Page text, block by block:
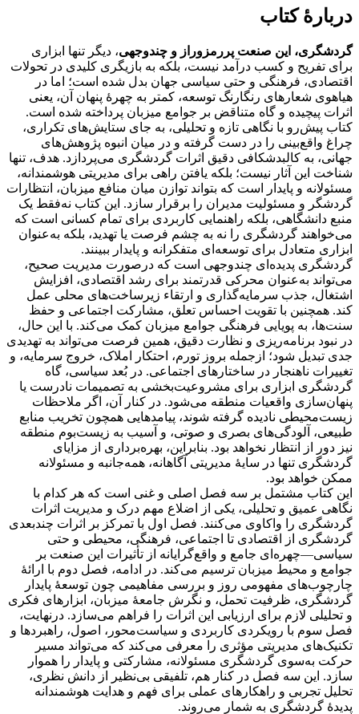
دربارهٔ کتاب
گردشگری، این صنعت پررمزوراز و چندوجهی، دیگر تنها ابزاری
برای تفریح و کسب درآمد نیست، بلکه به بازیگری کلیدی در تحولات
اقتصادی، فرهنگی و حتی سیاسی جهان بدل شده است؛ اما در
هیاهوی شعارهای رنگارنگ توسعه، کمتر به چهرۀ پنهان آن، یعنی
اثرات پیچیده و گاه متناقض بر جوامع میزبان پرداخته شده است.
کتاب پیش‌رو با نگاهی تازه و تحلیلی، به جای ستایش‌های تکراری،
چراغ واقع‌بینی را در دست گرفته و در میان انبوه پژوهش‌های
جهانی، به کالبدشکافی دقیق اثرات گردشگری می‌پردازد. هدف، تنها
شناخت این آثار نیست؛ بلکه یافتن راهی برای مدیریتی هوشمندانه،
مسئولانه و پایدار است که بتواند توازن میان منافع میزبان، انتظارات
گردشگر و مسئولیت مدیران را برقرار سازد. این کتاب نه‌فقط یک
منبع دانشگاهی، بلکه راهنمایی کاربردی برای تمام کسانی ا‌ست که
می‌خواهند گردشگری را نه به چشم فرصت یا تهدید، بلکه به‌عنوان
ابزاری متعادل برای توسعه‌ای متفکرانه و پایدار ببینند.
گردشگری پدیده‌ای چندوجهی است که درصورت مدیریت صحیح،
می‌تواند به‌عنوان محرکی قدرتمند برای رشد اقتصادی، افزایش
اشتغال، جذب سرمایه‌گذاری و ارتقاء زیرساخت‌های محلی عمل
کند. همچنین با تقویت احساس تعلق، مشارکت اجتماعی و حفظ
سنت‌ها، به پویایی فرهنگی جوامع میزبان کمک می‌کند. با این حال،
در نبود برنامه‌ریزی و نظارت دقیق، همین فرصت می‌تواند به تهدیدی
جدی تبدیل شود؛ ازجمله بروز تورم، احتکار املاک، خروج سرمایه، و
تغییرات ناهنجار در ساختارهای اجتماعی. در بُعد سیاسی، گاه
گردشگری ابزاری برای مشروعیت‌بخشی به تصمیمات نادرست یا
پنهان‌سازی واقعیات منطقه می‌شود. در کنار آن، اگر ملاحظات
زیست‌محیطی نادیده گرفته شوند، پیامدهایی همچون تخریب منابع
طبیعی، آلودگی‌های بصری و صوتی، و آسیب به زیست‌بوم منطقه
نیز دور از انتظار نخواهد بود. بنابراین، بهره‌برداری از مزایای
گردشگری تنها در سایۀ مدیریتی آگاهانه، همه‌جانبه و مسئولانه
ممکن خواهد بود.
این کتاب مشتمل بر سه فصل اصلی و غنی است که هر کدام با
نگاهی عمیق و تحلیلی، یکی از اضلاع مهم درک و مدیریت اثرات
گردشگری را واکاوی می‌کنند. فصل اول با تمرکز بر اثرات چندبعدی
گردشگری از اقتصادی تا اجتماعی، فرهنگی، محیطی و حتی
سیاسی—چهره‌ای جامع و واقع‌گرایانه از تأثیرات این صنعت بر
جوامع و محیط میزبان ترسیم می‌کند. در ادامه، فصل دوم با ارائۀ
چارچوب‌های مفهومی روز و بررسی مفاهیمی چون توسعۀ پایدار
گردشگری، ظرفیت تحمل، و نگرش جامعۀ میزبان، ابزارهای فکری
و تحلیلی لازم برای ارزیابی این اثرات را فراهم می‌سازد. درنهایت،
فصل سوم با رویکردی کاربردی و سیاست‌محور، اصول، راهبردها و
تکنیک‌های مدیریتی مؤثری را معرفی می‌کند که می‌تواند مسیر
حرکت به‌سوی گردشگری مسئولانه، مشارکتی و پایدار را هموار
سازد. این سه فصل در کنار هم، تلفیقی بی‌نظیر از دانش نظری،
تحلیل تجربی و راهکارهای عملی برای فهم و هدایت هوشمندانه
پدیدۀ گردشگری به شمار می‌روند.